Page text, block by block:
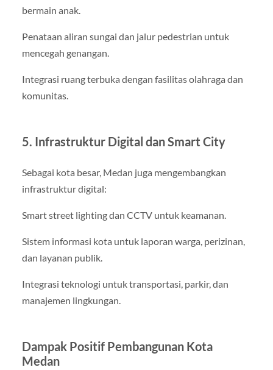
bermain anak.
Penataan aliran sungai dan jalur pedestrian untuk
mencegah genangan.
Integrasi ruang terbuka dengan fasilitas olahraga dan
komunitas.
5. Infrastruktur Digital dan Smart City
Sebagai kota besar, Medan juga mengembangkan
infrastruktur digital:
Smart street lighting dan CCTV untuk keamanan.
Sistem informasi kota untuk laporan warga, perizinan,
dan layanan publik.
Integrasi teknologi untuk transportasi, parkir, dan
manajemen lingkungan.
Dampak Positif Pembangunan Kota
Medan